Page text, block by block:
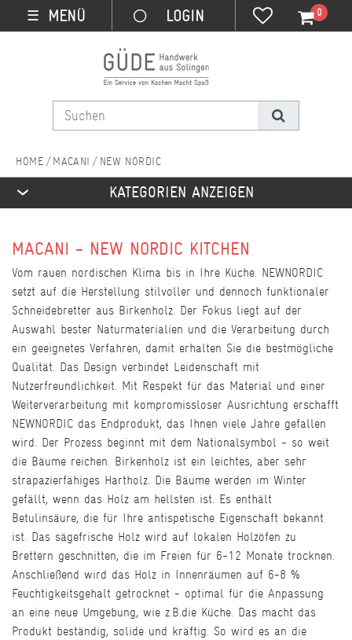
☰ MENÜ 0
MACANI NEW NORDIC
KATEGORIEN ANZEIGEN
MACANI - NEW NORDIC KITCHEN
Vom rauen nordischen Klima bis in Ihre Küche. NEWNORDIC
setzt auf die Herstellung stilvoller und dennoch funktionaler
Schneidebretter aus Birkenholz. Der Fokus liegt auf der
Auswahl bester Naturmaterialien und die Verarbeitung durch
ein geeignetes Verfahren, damit erhalten Sie die bestmögliche
Qualität. Das Design verbindet Leidenschaft mit
Nutzerfreundlichkeit. Mit Respekt für das Material und einer
Weiterverarbeitung mit kompromissloser Ausrichtung erschafft
NEWNORDIC das Endprodukt, das Ihnen viele Jahre gefallen
wird. Der Prozess beginnt mit dem Nationalsymbol - so weit
die Bäume reichen. Birkenholz ist ein leichtes, aber sehr
strapazierfähiges Hartholz. Die Bäume werden im Winter
gefällt, wenn das Holz am hellsten ist. Es enthält
Betulinsäure, die für Ihre antispetische Eigenschaft bekannt
ist. Das sägefrische Holz wird auf lokalen Holzöfen zu
Brettern geschnitten, die im Freien für 6-12 Monate trocknen.
Anschließend wird das Holz in Innenräumen auf 6-8 %
Feuchtigkeitsgehalt getrocknet - optimal für die Anpassung
an eine neue Umgebung, wie z.B.die Küche. Das macht das
Produkt beständig, solide und kräftig. So wird es an die